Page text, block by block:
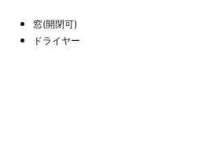
窓(開閉可)
ドライヤー